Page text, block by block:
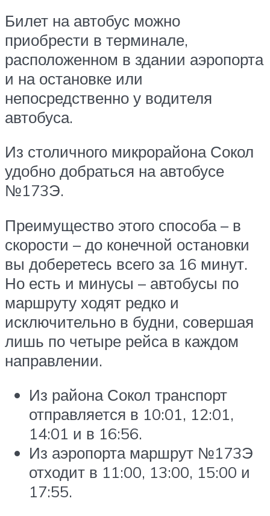
Билет на автобус можно
приобрести в терминале,
расположенном в здании аэропорта
и на остановке или
непосредственно у водителя
автобуса.
Из столичного микрорайона Сокол
удобно добраться на автобусе
№173Э.
Преимущество этого способа – в
скорости – до конечной остановки
вы доберетесь всего за 16 минут.
Но есть и минусы – автобусы по
маршруту ходят редко и
исключительно в будни, совершая
лишь по четыре рейса в каждом
направлении.
Из района Сокол транспорт
отправляется в 10:01, 12:01,
14:01 и в 16:56.
Из аэропорта маршрут №173Э
отходит в 11:00, 13:00, 15:00 и
17:55.